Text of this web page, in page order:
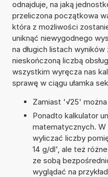
odnajduje, na jaką
przeliczona początkowa
która z możliwości
uniknąć niewygodnego
na długich listach
nieskończoną liczbą
wszystkim wyręcza nas
sprawę w ciągu ułamka
Zamiast '√25'
Ponadto kalkulator
matematycznych. W
wyliczać liczby
14 g/dl', ale też
ze sobą
wyglądać na